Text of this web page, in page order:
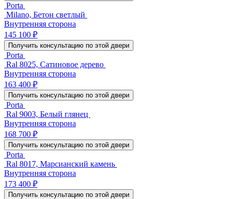
Porta
Milano, Бетон светлый
Внутренняя сторона
145 100 ₽
Получить консультацию по этой двери
Porta
Ral 8025, Сатиновое дерево
Внутренняя сторона
163 400 ₽
Получить консультацию по этой двери
Porta
Ral 9003, Белый глянец
Внутренняя сторона
168 700 ₽
Получить консультацию по этой двери
Porta
Ral 8017, Марсианский камень
Внутренняя сторона
173 400 ₽
Получить консультацию по этой двери